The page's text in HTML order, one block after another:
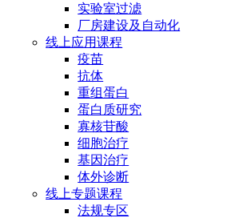
实验室过滤
厂房建设及自动化
线上应用课程
疫苗
抗体
重组蛋白
蛋白质研究
寡核苷酸
细胞治疗
基因治疗
体外诊断
线上专题课程
法规专区